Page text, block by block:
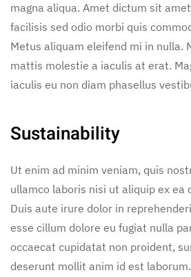
magna aliqua. Amet dictum sit
facilisis sed odio morbi quis
Metus aliquam eleifend mi in nulla.
mattis molestie a iaculis at erat.
iaculis eu non diam phasellus
Sustainability
Ut enim ad minim veniam, quis
ullamco laboris nisi ut aliquip ex ea
Duis aute irure dolor in
esse cillum dolore eu fugiat nulla
occaecat cupidatat non proident,
deserunt mollit anim id est